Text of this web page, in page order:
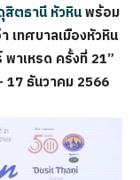
สิตธานี หัวหินพร้อม
เทศบาลเมืองหัวหิน
พาเหรด ครั้งที่ 21”
17 ธันวาคม 2566